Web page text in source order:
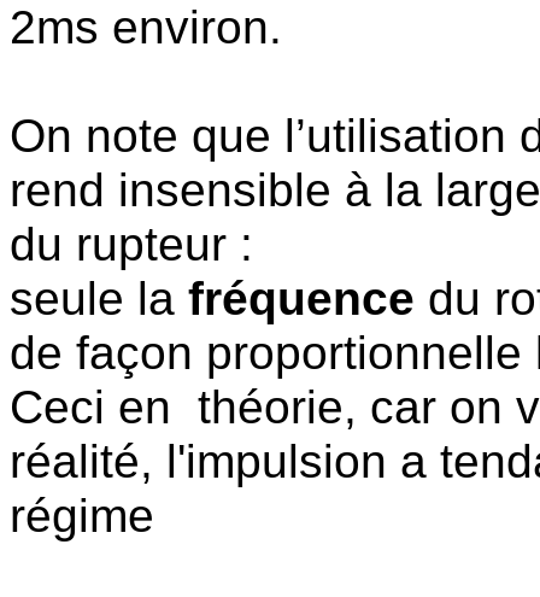
2ms environ.
On note que l’utilisation
rend insensible à la
du rupteur :
seule la fréquence du
de façon
Ceci en théorie, car on
réalité, l'impulsion a
régime